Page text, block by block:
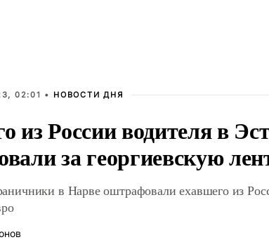
02:01 • НОВОСТИ ДНЯ
из России водителя в
за георгиевскую
в Нарве оштрафовали ехавшего из